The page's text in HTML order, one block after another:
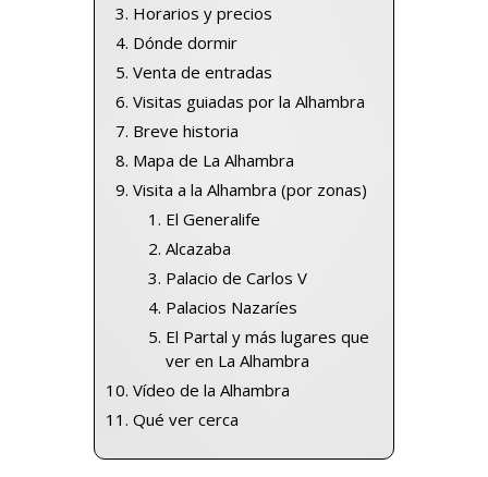
Horarios y precios
Dónde dormir
Venta de entradas
Visitas guiadas por la Alhambra
Breve historia
Mapa de La Alhambra
Visita a la Alhambra (por zonas)
El Generalife
Alcazaba
Palacio de Carlos V
Palacios Nazaríes
El Partal y más lugares que
ver en La Alhambra
Vídeo de la Alhambra
Qué ver cerca